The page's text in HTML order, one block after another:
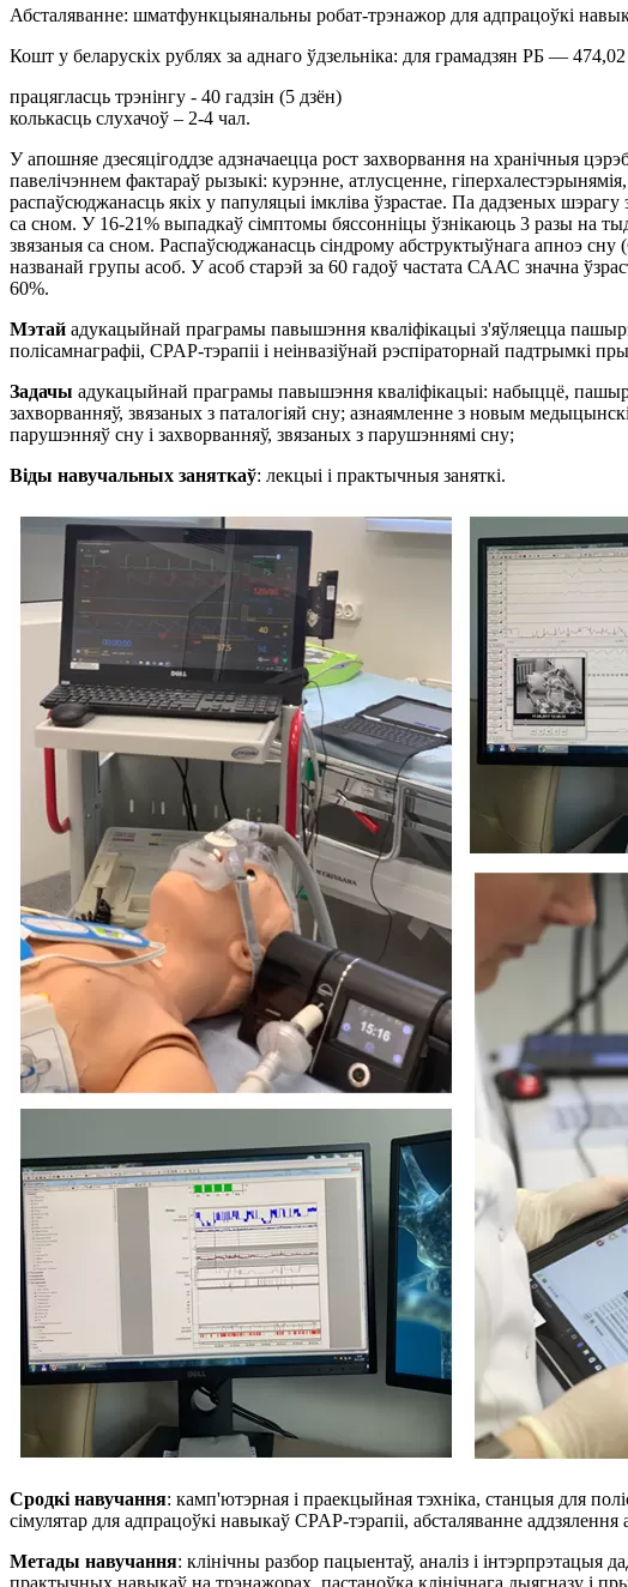
Абсталяванне: шматфункцыянальны робат-трэнажор для адпрацоўкі
Кошт у беларускіх рублях за аднаго ўдзельніка: для грамадзян РБ —
працягласць трэнінгу - 40 гадзін (5 дзён)
колькасць слухачоў – 2-4 чал.
У апошняе дзесяцігоддзе адзначаецца рост захворвання на хранічныя
павелічэннем фактараў рызыкі: курэнне, атлусценне,
распаўсюджанасць якіх у папуляцыі імкліва ўзрастае. Па дадзеных
са сном. У 16-21% выпадкаў сімптомы бяссонніцы ўзнікаюць 3 разы на
звязаныя са сном. Распаўсюджанасць сіндрому абструктыўнага апноэ
названай групы асоб. У асоб старэй за 60 гадоў частата СААС значна
60%.
Мэтай адукацыйнай праграмы павышэння кваліфікацыі з'яўляецца
полісамнаграфіі, CPAP-тэрапіі і неінвазіўнай рэспіраторнай падтрымкі
Задачы адукацыйнай праграмы павышэння кваліфікацыі: набыццё,
захворванняў, звязаных з паталогіяй сну; азнаямленне з новым
парушэнняў сну і захворванняў, звязаных з парушэннямі сну;
Віды навучальных заняткаў: лекцыі і практычныя заняткі.
Сродкі навучання: камп'ютэрная і праекцыйная тэхніка, станцыя для
сімулятар для адпрацоўкі навыкаў CPAP-тэрапіі, абсталяванне аддзялення
Метады навучання: клінічны разбор пацыентаў, аналіз і
практычных навыкаў на трэнажорах, пастаноўка клінічнага дыягназу і